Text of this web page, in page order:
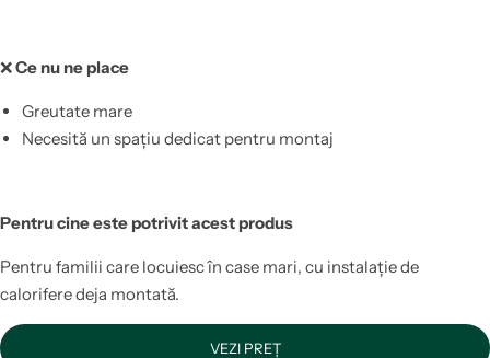
❌Ce nu ne place
Greutate mare
Necesită un spațiu dedicat pentru montaj
Pentru cine este potrivit acest produs
Pentru familii care locuiesc în case mari, cu instalație de
calorifere deja montată.
VEZI PREȚ